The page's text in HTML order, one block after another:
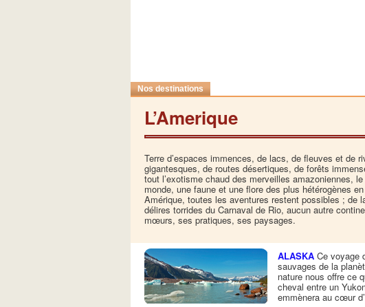
Nos destinations
L’Amerique
Terre d’espaces immences, de lacs, de fleuves et de
gigantesques, de routes désertiques, de forêts
tout l’exotisme chaud des merveilles amazoniennes,
monde, une faune et une flore des plus hétérogènes
Amérique, toutes les aventures restent possibles ; de
délires torrides du Carnaval de Rio, aucun autre
mœurs, ses pratiques, ses paysages.
ALASKA Ce voyage
sauvages de la
nature nous offre ce
cheval entre un
emmènera au cœur